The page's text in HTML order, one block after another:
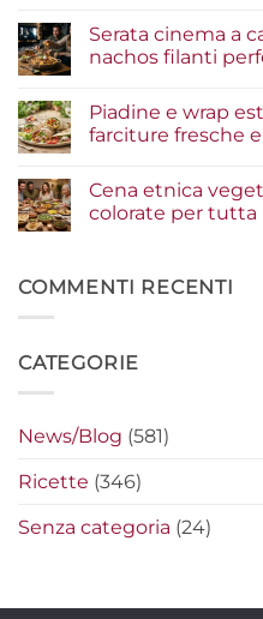
guida
agli
ingredienti
risultato
gourmet
su
Insalate
e
condimenti
a
fanno
la
differenza
Serata cinema a
nachos filanti
su
Serata
cinema
i
segreti
per
filanti
perfetti
Piadine e wrap
farciture fresche
su
Piadine
e
originali
per
leggere
Cena etnica
colorate per tutta
Cena
etnica
e
famiglia
COMMENTI RECENTI
CATEGORIE
News/Blog (581)
Ricette (346)
Senza categoria (24)